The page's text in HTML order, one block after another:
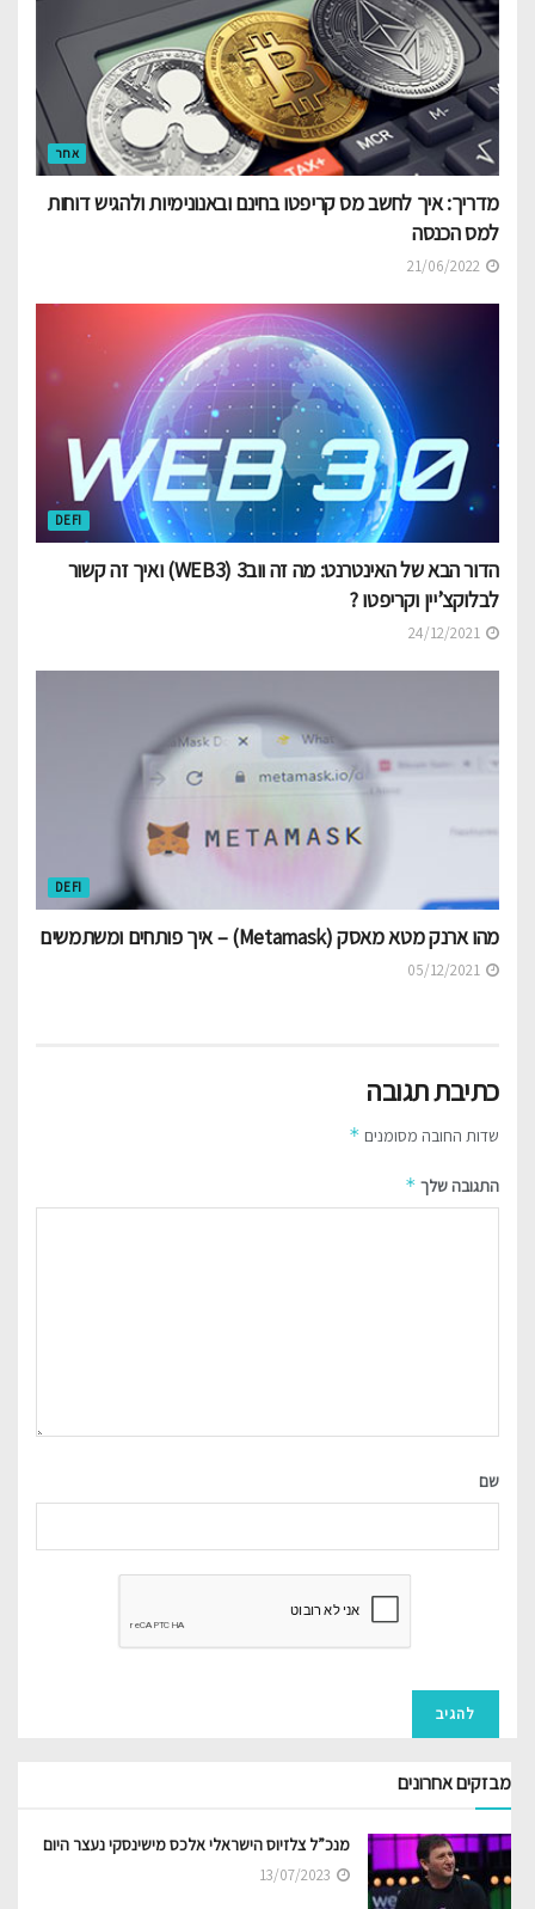
אחר
מדריך: איך לחשב מס קריפטו בחינם ובאנונימיות ולהגיש דוחות
למס הכנסה
DEFI
הדור הבא של האינטרנט: מה זה ווב3 (WEB3) ואיך זה קשור
לבלוקצ’יין וקריפטו ?
DEFI
מהו ארנק מטא מאסק (Metamask) – איך פותחים ומשתמשים
כתיבת תגובה
שדות החובה מסומנים *
התגובה שלך *
שם
מבזקים אחרונים
מנכ”ל צלזיוס הישראלי אלכס מישינסקי נעצר היום